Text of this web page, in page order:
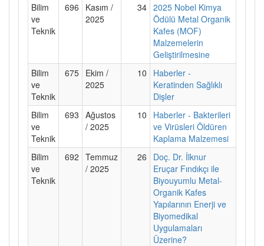
Bilim
ve
Teknik
696
Kasım /
2025
34 2025 Nobel Kimya
Ödülü Metal Organik
Kafes (MOF)
Malzemelerin
Geliştirilmesine
Bilim
ve
Teknik
675 Ekim /
2025
10
Haberler -
Keratinden Sağlıklı
Dişler
Bilim
ve
Teknik
693 Ağustos
/ 2025
10
Haberler - Bakterileri
ve Virüsleri Öldüren
Kaplama Malzemesi
Bilim
ve
Teknik
692 Temmuz
/ 2025
26
Doç. Dr. İlknur
Eruçar Fındıkçı ile
Biyouyumlu Metal-
Organik Kafes
Yapılarının Enerji ve
Biyomedikal
Uygulamaları
Üzerine?